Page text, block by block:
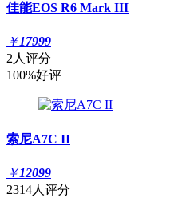
佳能EOS R6 Mark III
￥17999
2人评分
100%好评
索尼A7C II
￥12099
2314人评分